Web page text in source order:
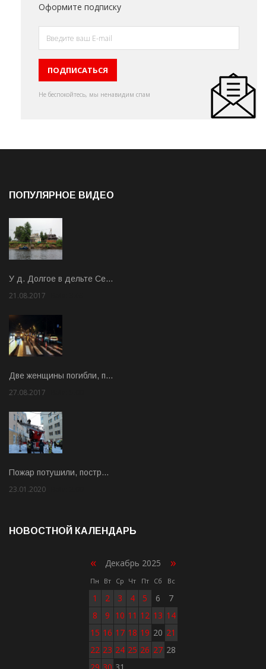
Оформите подписку
Не беспокойтесь, мы ненавидим спам
ПОПУЛЯРНОЕ ВИДЕО
У д. Долгое в дельте Се…
21.08.2017
Две женщины погибли, п…
27.08.2017
Пожар потушили, постр…
23.01.2020
НОВОСТНОЙ КАЛЕНДАРЬ
« Декабрь 2025 »
Пн Вт Ср Чт Пт Сб Вс
1 2 3 4 5 6
7
8
9 10 11 12 13 14
15 16 17 18 19 20 21
22 23 24 25 26 27 28